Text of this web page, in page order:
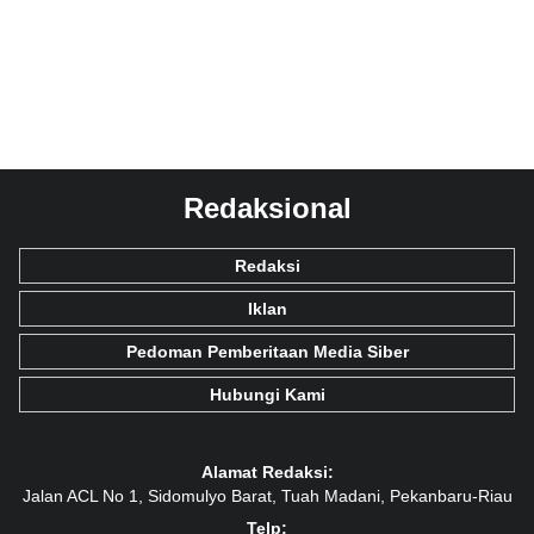
Redaksional
Redaksi
Iklan
Pedoman Pemberitaan Media Siber
Hubungi Kami
Alamat Redaksi:
Jalan ACL No 1, Sidomulyo Barat, Tuah Madani, Pekanbaru-Riau
Telp: